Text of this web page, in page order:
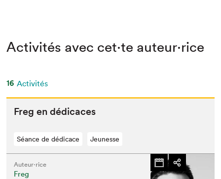
Activités avec cet·te auteur·rice
16 Activités
Freg en dédicaces
Séance de dédicace Jeunesse
Auteur·rice
Freg